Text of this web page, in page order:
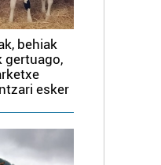
behiak
gertuago,
esker